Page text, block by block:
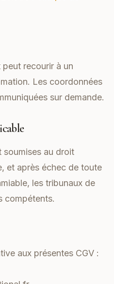
recourir à un
Les coordonnées
sur demande.
soumises au droit
et après échec de toute
les tribunaux de
compétents.
aux présentes CGV :